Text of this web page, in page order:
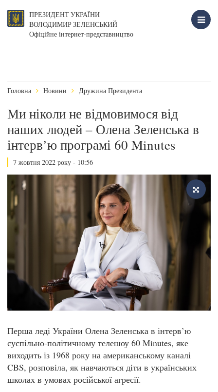
ПРЕЗИДЕНТ УКРАЇНИ
ВОЛОДИМИР ЗЕЛЕНСЬКИЙ
Офіційне інтернет-представництво
Головна Новини Дружина Президента
Ми ніколи не відмовимося від
наших людей – Олена Зеленська в
інтерв’ю програмі 60 Minutes
7 жовтня 2022 року - 10:56
Перша леді України Олена Зеленська в інтерв’ю
суспільно-політичному телешоу 60 Minutes, яке
виходить із 1968 року на американському каналі
CBS, розповіла, як навчаються діти в українських
школах в умовах російської агресії.